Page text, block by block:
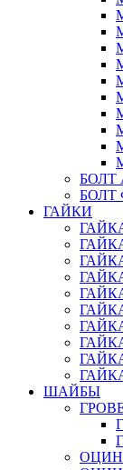
БОЛТ
БОЛТ
ГАЙКИ
ШАЙБЫ